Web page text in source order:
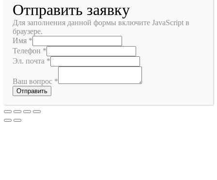
Отправить заявку
Для заполнения данной формы включите JavaScript в
браузере.
Имя *
Телефон *
Эл. почта *
Ваш вопрос *
Отправить